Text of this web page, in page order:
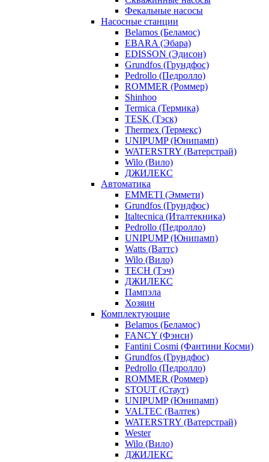
Фекальные насосы
Насосные станции
Belamos (Беламос)
EBARA (Эбара)
EDISSON (Эдисон)
Grundfos (Грундфос)
Pedrollo (Педролло)
ROMMER (Роммер)
Shinhoo
Termica (Термика)
TESK (Тэск)
Thermex (Термекс)
UNIPUMP (Юнипамп)
WATERSTRY (Ватерстрай)
Wilo (Вило)
ДЖИЛЕКС
Автоматика
EMMETI (Эммети)
Grundfos (Грундфос)
Italtecnica (Италтекника)
Pedrollo (Педролло)
UNIPUMP (Юнипамп)
Watts (Ваттс)
Wilo (Вило)
TECH (Тэч)
ДЖИЛЕКС
Пампэла
Хозяин
Комплектующие
Belamos (Беламос)
FANCY (Фэнси)
Fantini Cosmi (Фантини Косми)
Grundfos (Грундфос)
Pedrollo (Педролло)
ROMMER (Роммер)
STOUT (Стаут)
UNIPUMP (Юнипамп)
VALTEC (Валтек)
WATERSTRY (Ватерстрай)
Wester
Wilo (Вило)
ДЖИЛЕКС